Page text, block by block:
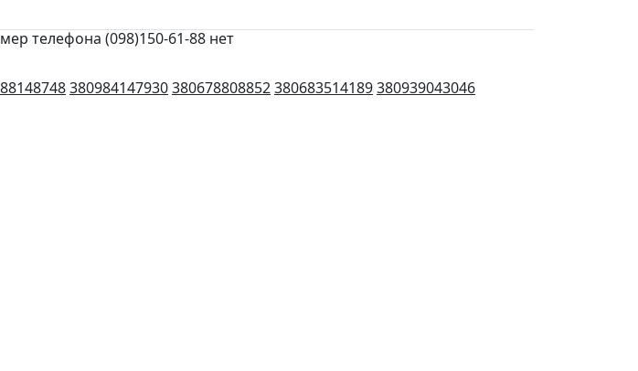
телефона (098)150-61-88 нет
380984147930380678808852380683514189380939043046